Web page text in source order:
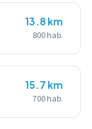
13.8 km
800 hab.
15.7 km
700 hab.